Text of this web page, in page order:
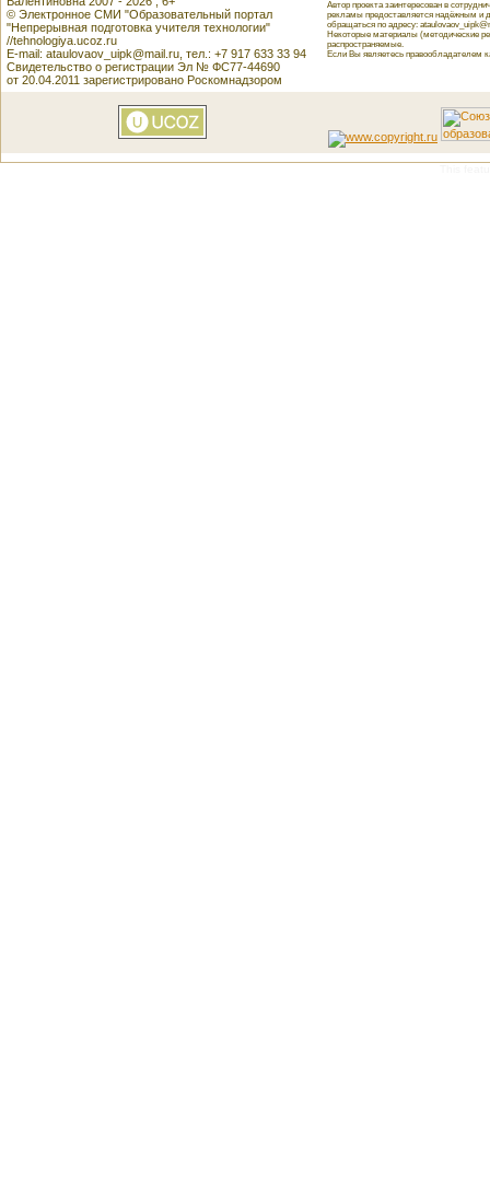
© Электронное СМИ "Образовательный портал
"Непрерывная подготовка учителя технологии"
//tehnologiya.ucoz.ru
E-mail: ataulovaov_uipk@mail.ru, тел.: +7 917 633 33 94
Свидетельство о регистрации Эл № ФС77-44690
от 20.04.2011 зарегистрировано Роскомнадзором
Автор проекта заинтересован в
рекламы предоставляется надёжным и
обращаться по адресу:
Некоторые материалы (методические
распространяемые.
Если Вы являетесь правообладателем